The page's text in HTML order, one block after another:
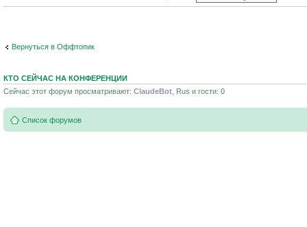
Вернуться в Оффтопик
КТО СЕЙЧАС НА КОНФЕРЕНЦИИ
Сейчас этот форум просматривают: ClaudeBot, Rus и гости: 0
Список форумов